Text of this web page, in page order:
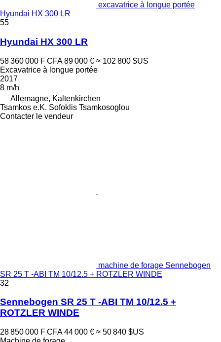
excavatrice à longue portée
Hyundai HX 300 LR
55
Hyundai HX 300 LR
58 360 000 F CFA 89 000 € ≈ 102 800 $US
Excavatrice à longue portée
2017
8 m/h
Allemagne, Kaltenkirchen
Tsamkos e.K. Sofoklis Tsamkosoglou
Contacter le vendeur
machine de forage Sennebogen
SR 25 T -ABI TM 10/12.5 + ROTZLER WINDE
32
Sennebogen SR 25 T -ABI TM 10/12.5 +
ROTZLER WINDE
28 850 000 F CFA 44 000 € ≈ 50 840 $US